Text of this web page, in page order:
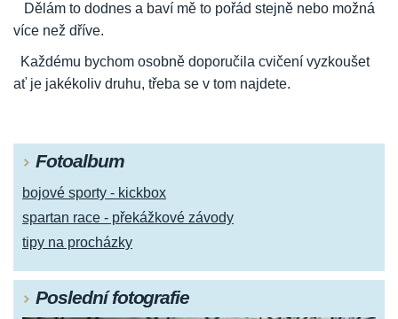
Dělám to dodnes a baví mě to pořád stejně nebo možná
více než dříve.
Každému bychom osobně doporučila cvičení vyzkoušet
ať je jakékoliv druhu, třeba se v tom najdete.
Fotoalbum
bojové sporty - kickbox
spartan race - překážkové závody
tipy na procházky
Poslední fotografie